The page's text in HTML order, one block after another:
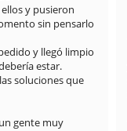
momento.
se nota que
del arma,
el estado
también ha
el proceso.
recomendable
con la que